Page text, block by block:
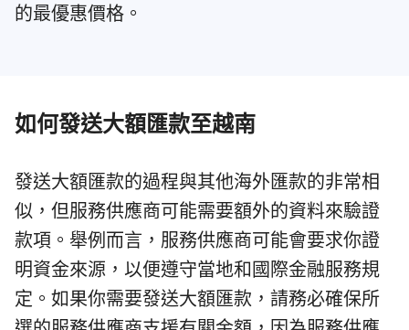
的最優惠價格。
如何發送大額匯款至越南
發送大額匯款的過程與其他海外匯款的非常相
似，但服務供應商可能需要額外的資料來驗證
款項。舉例而言，服務供應商可能會要求你證
明資金來源，以便遵守當地和國際金融服務規
定。如果你需要發送大額匯款，請務必確保所